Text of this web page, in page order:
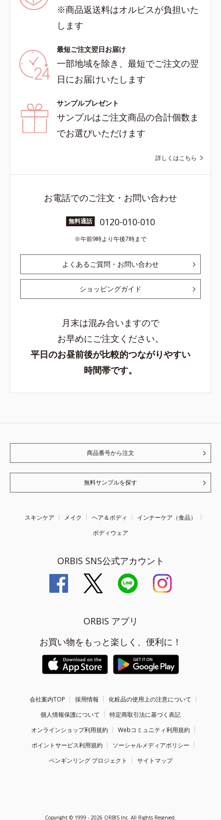
※商品返送料はオルビスが負担いた
します
最短ご注文翌日お届け
一部地域を除き、最短でご注文の翌
日にお届けいたします
サンプルプレゼント
サンプルはご注文商品の合計個数ま
でお選びいただけます
詳しくはこちら
お電話でのご注文・お問い合わせ
無料通話 0120-010-010
午前9時より午後7時まで
よくあるご質問・お問い合わせ
ショッピングガイド
月末は混み合いますので
お早めにご注文ください。
平日のお昼前後が比較的つながりやすい
時間帯です。
商品番号から注文
無料サンプルを探す
スキンケア メイク ヘア＆ボディ
インナーケア（食品）
ボディウェア
ORBIS SNS公式アカウント
ORBIS アプリ
お買い物をもっと楽しく、便利に！
会社案内TOP 採用情報
化粧品の使用上の注意について
個人情報保護について
特定商取引法に基づく表記
オンラインショップ利用規約
Webコミュニティ利用規約
ポイントサービス利用規約
ソーシャルメディアポリシー
ペンギンリング プロジェクト
サイトマップ
Copyright © 1999 - 2026 ORBIS Inc. All Rights Reserved.